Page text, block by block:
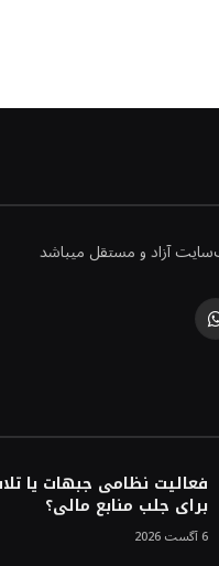
آزاد و مستقل میباشد
WhatsApp
فعالیت نظامی جبهات یا
برای جلب منابع مالی؟
6 آگست 2026